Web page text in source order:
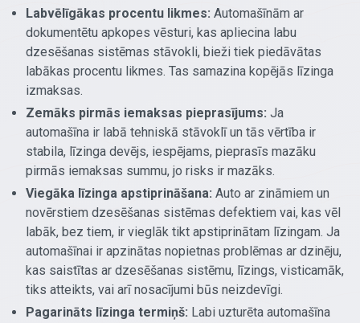
Labvēlīgākas procentu likmes: Automašīnām ar
dokumentētu apkopes vēsturi, kas apliecina labu
dzesēšanas sistēmas stāvokli, bieži tiek piedāvātas
labākas procentu likmes. Tas samazina kopējās līzinga
izmaksas.
Zemāks pirmās iemaksas pieprasījums: Ja
automašīna ir labā tehniskā stāvoklī un tās vērtība ir
stabila, līzinga devējs, iespējams, pieprasīs mazāku
pirmās iemaksas summu, jo risks ir mazāks.
Viegāka līzinga apstiprināšana: Auto ar zināmiem un
novērstiem dzesēšanas sistēmas defektiem vai, kas vēl
labāk, bez tiem, ir vieglāk tikt apstiprinātam līzingam. Ja
automašīnai ir apzinātas nopietnas problēmas ar dzinēju,
kas saistītas ar dzesēšanas sistēmu, līzings, visticamāk,
tiks atteikts, vai arī nosacījumi būs neizdevīgi.
Pagarināts līzinga termiņš: Labi uzturēta automašīna